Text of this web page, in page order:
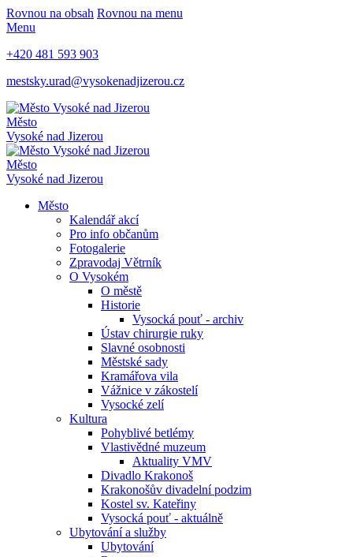
Rovnou na obsah Rovnou na menu
Menu
+420 481 593 903
mestsky.urad@vysokenadjizerou.cz
Město
Vysoké nad Jizerou
Město
Vysoké nad Jizerou
Město
Kalendář akcí
Pro info občanům
Fotogalerie
Zpravodaj Větrník
O Vysokém
O městě
Historie
Vysocká pouť - archiv
Ústav chirurgie ruky
Slavné osobnosti
Městské sady
Kramářova vila
Vážnice v zákostelí
Vysocké zelí
Kultura
Pohyblivé betlémy
Vlastivědné muzeum
Aktuality VMV
Divadlo Krakonoš
Krakonošův divadelní podzim
Kostel sv. Kateřiny
Vysocká pouť - aktuálně
Ubytování a služby
Ubytování